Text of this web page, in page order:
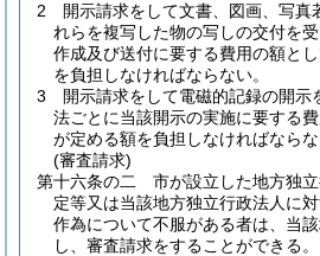
2
開示請求をして文書、図画、写真
れらを複写した物の写しの交付を
作成及び送付に要する費用の額と
を負担しなければならない。
3
開示請求をして電磁的記録の開示
法ごとに当該開示の実施に要する
が定める額を負担しなければならな
(審査請求)
第十六条の二
市が設立した地方独
定等又は当該地方独立行政法人に
作為について不服がある者は、当
し、審査請求をすることができる。